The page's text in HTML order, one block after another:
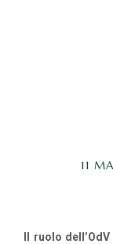
11
Il ruolo